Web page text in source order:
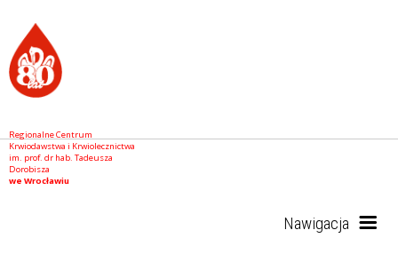
Regionalne Centrum
Krwiodawstwa i Krwiolecznictwa
im. prof. dr hab. Tadeusza
Dorobisza
we Wrocławiu
Nawigacja